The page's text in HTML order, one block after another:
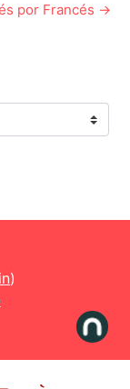
por Francés →
)